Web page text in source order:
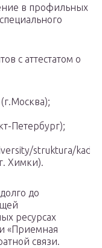
в профильных
с аттестатом о
Петербург);
struktura/
Химки).
до
ресурсах
«Приемная
связи.